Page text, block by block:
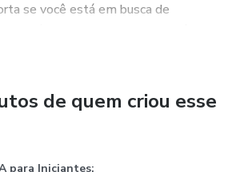
se você está em busca de
tudo o que você precisa para se
é composta por especialistas
constantemente pesquisando e
de quem criou esse
para Iniciantes: